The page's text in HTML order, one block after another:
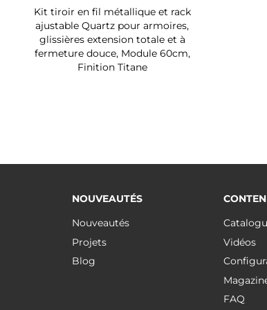
Kit tiroir en fil métallique et rack
ajustable Quartz pour armoires,
glissières extension totale et à
fermeture douce, Module 60cm,
Finition Titane
NOUVEAUTÉS
Nouveautés
Projets
Blog
Vidéos
FAQ